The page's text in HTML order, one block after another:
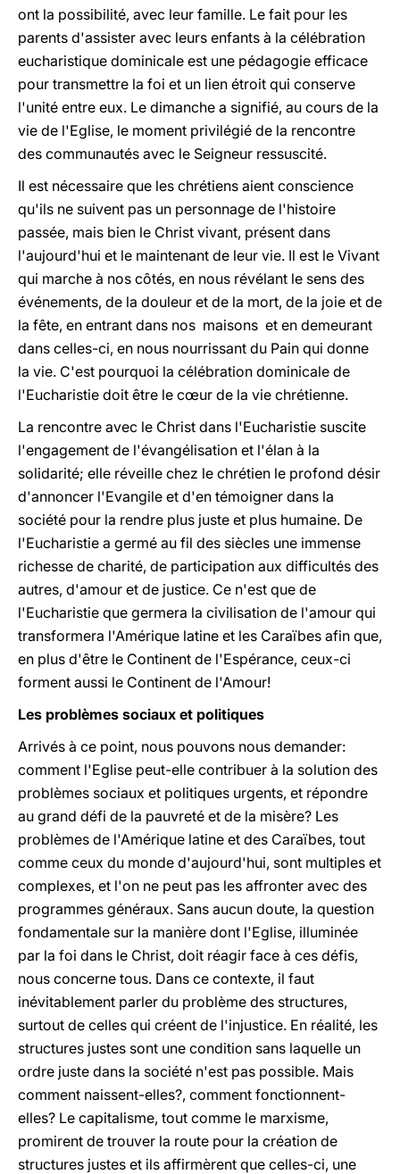
ont la possibilité, avec leur famille. Le fait pour les
parents d'assister avec leurs enfants à la célébration
eucharistique dominicale est une pédagogie efficace
pour transmettre la foi et un lien étroit qui conserve
l'unité entre eux. Le dimanche a signifié, au cours de la
vie de l'Eglise, le moment privilégié de la rencontre
des communautés avec le Seigneur ressuscité.
Il est nécessaire que les chrétiens aient conscience
qu'ils ne suivent pas un personnage de l'histoire
passée, mais bien le Christ vivant, présent dans
l'aujourd'hui et le maintenant de leur vie. Il est le Vivant
qui marche à nos côtés, en nous révélant le sens des
événements, de la douleur et de la mort, de la joie et de
la fête, en entrant dans nos maisons et en demeurant
dans celles-ci, en nous nourrissant du Pain qui donne
la vie. C'est pourquoi la célébration dominicale de
l'Eucharistie doit être le cœur de la vie chrétienne.
La rencontre avec le Christ dans l'Eucharistie suscite
l'engagement de l'évangélisation et l'élan à la
solidarité; elle réveille chez le chrétien le profond désir
d'annoncer l'Evangile et d'en témoigner dans la
société pour la rendre plus juste et plus humaine. De
l'Eucharistie a germé au fil des siècles une immense
richesse de charité, de participation aux difficultés des
autres, d'amour et de justice. Ce n'est que de
l'Eucharistie que germera la civilisation de l'amour qui
transformera l'Amérique latine et les Caraïbes afin que,
en plus d'être le Continent de l'Espérance, ceux-ci
forment aussi le Continent de l'Amour!
Les problèmes sociaux et politiques
Arrivés à ce point, nous pouvons nous demander:
comment l'Eglise peut-elle contribuer à la solution des
problèmes sociaux et politiques urgents, et répondre
au grand défi de la pauvreté et de la misère? Les
problèmes de l'Amérique latine et des Caraïbes, tout
comme ceux du monde d'aujourd'hui, sont multiples et
complexes, et l'on ne peut pas les affronter avec des
programmes généraux. Sans aucun doute, la question
fondamentale sur la manière dont l'Eglise, illuminée
par la foi dans le Christ, doit réagir face à ces défis,
nous concerne tous. Dans ce contexte, il faut
inévitablement parler du problème des structures,
surtout de celles qui créent de l'injustice. En réalité, les
structures justes sont une condition sans laquelle un
ordre juste dans la société n'est pas possible. Mais
comment naissent-elles?, comment fonctionnent-
elles? Le capitalisme, tout comme le marxisme,
promirent de trouver la route pour la création de
structures justes et ils affirmèrent que celles-ci, une